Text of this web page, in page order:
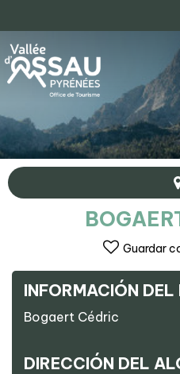
Guardar
INFORMACIÓN DEL
Bogaert Cédric
DIRECCIÓN DEL
−